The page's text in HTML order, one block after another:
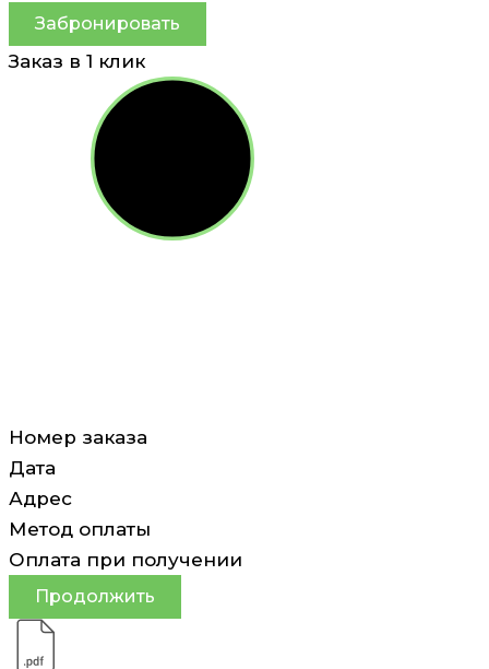
Забронировать
Заказ в 1 клик
Номер заказа
Дата
Адрес
Метод оплаты
Оплата при получении
Продолжить